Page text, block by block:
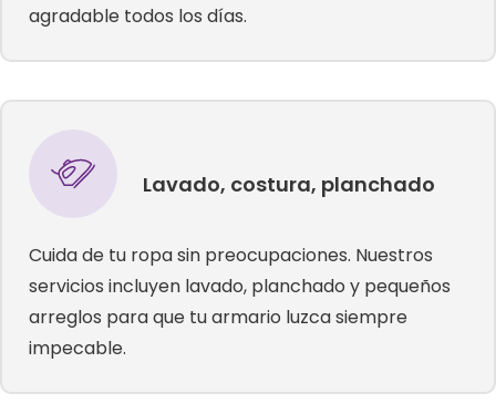
agradable todos los días.
Lavado, costura, planchado
Cuida de tu ropa sin preocupaciones. Nuestros
servicios incluyen lavado, planchado y pequeños
arreglos para que tu armario luzca siempre
impecable.